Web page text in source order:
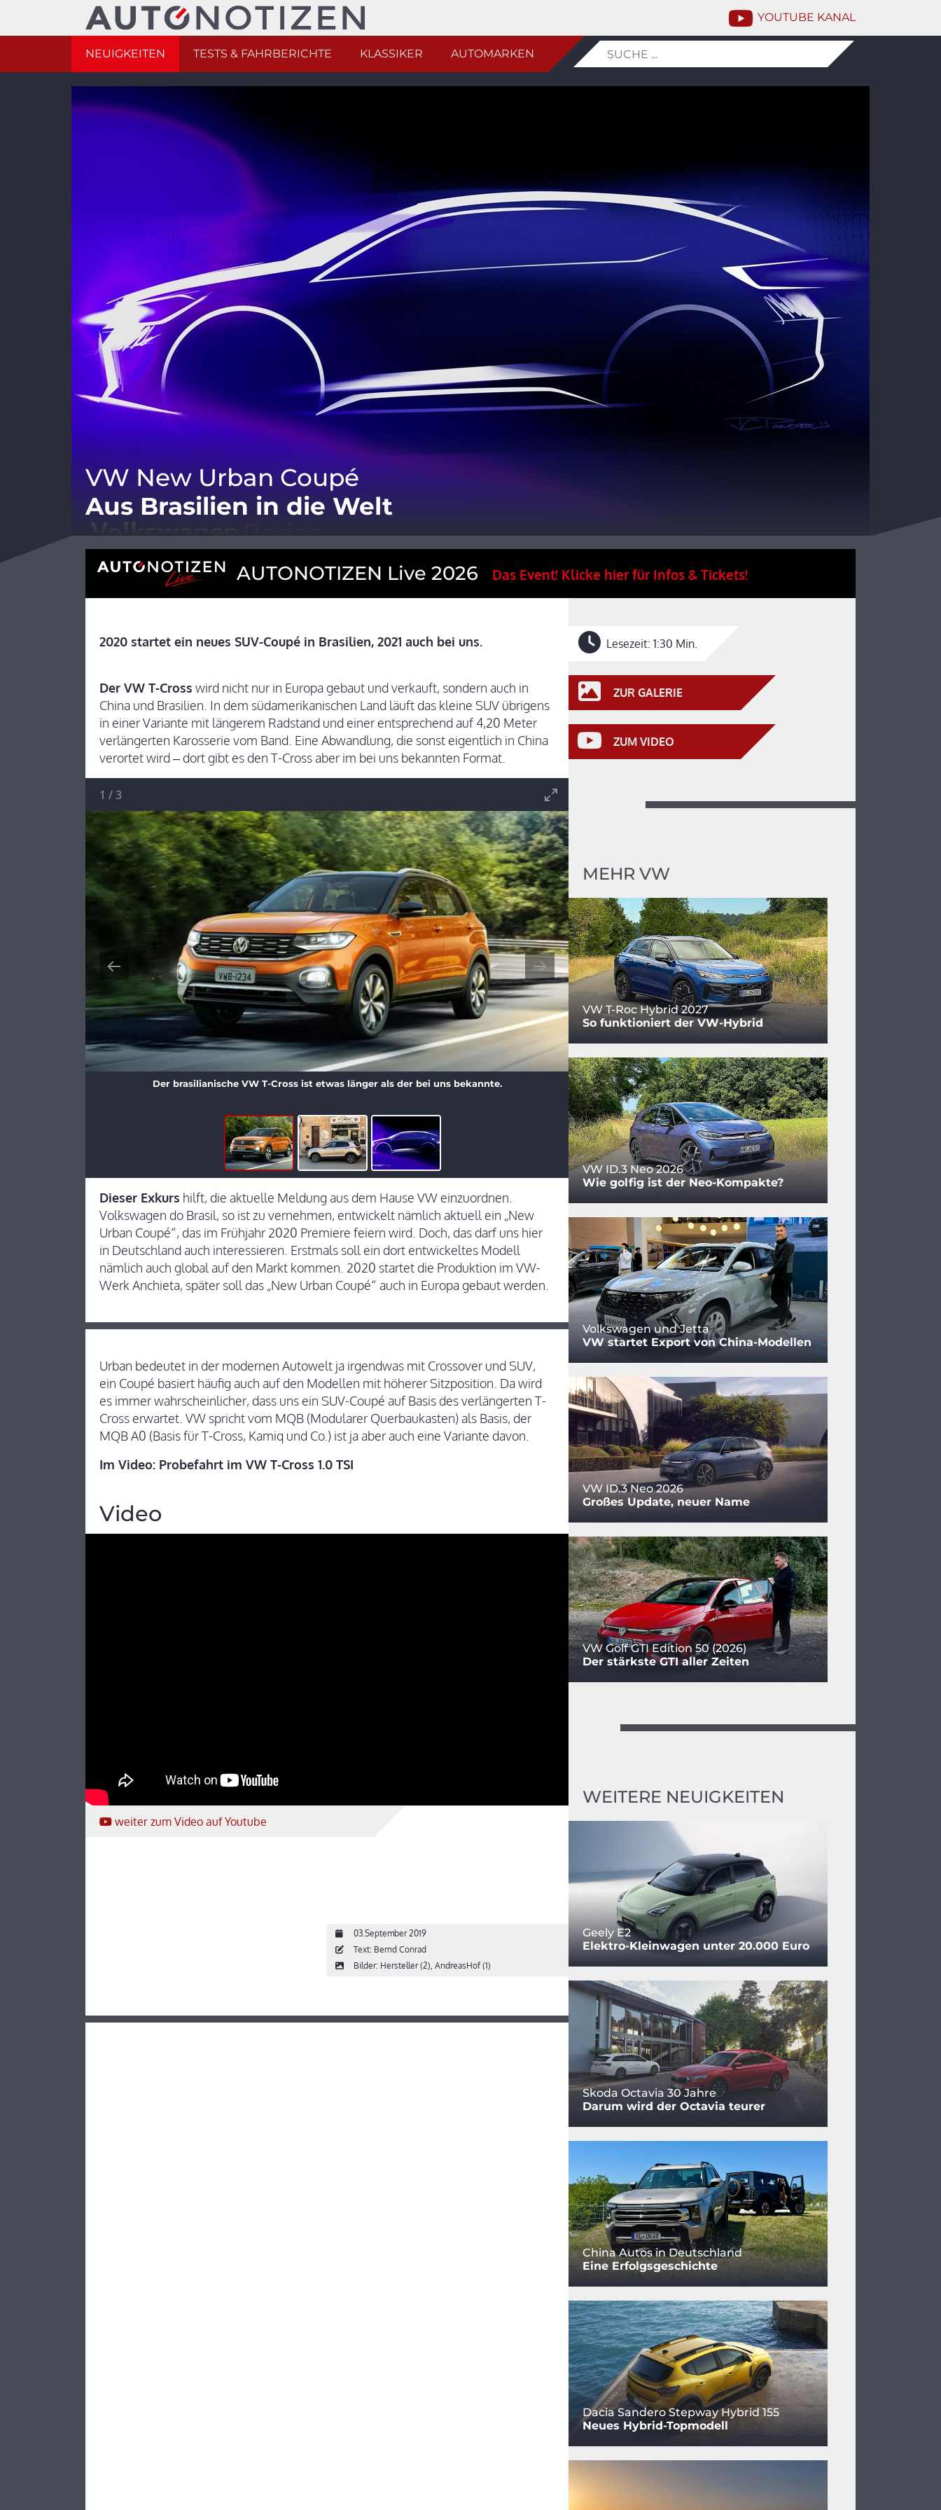
YOUTUBE KANAL
NEUIGKEITEN TESTS & FAHRBERICHTE KLASSIKER AUTOMARKEN
VW New Urban Coupé
Aus Brasilien in die Welt
AUTONOTIZEN Live 2026 Das Event! Klicke hier für Infos & Tickets!
2020 startet ein neues SUV-Coupé in Brasilien, 2021 auch bei uns.
Der VW T-Cross wird nicht nur in Europa gebaut und verkauft, sondern auch in
China und Brasilien. In dem südamerikanischen Land läuft das kleine SUV übrigens
in einer Variante mit längerem Radstand und einer entsprechend auf 4,20 Meter
verlängerten Karosserie vom Band. Eine Abwandlung, die sonst eigentlich in China
verortet wird – dort gibt es den T-Cross aber im bei uns bekannten Format.
Der brasilianische VW T-Cross ist etwas länger als der bei uns bekannte.
1 /3
Dieser Exkurs hilft, die aktuelle Meldung aus dem Hause VW einzuordnen.
Volkswagen do Brasil, so ist zu vernehmen, entwickelt nämlich aktuell ein „New
Urban Coupé“, das im Frühjahr 2020 Premiere feiern wird. Doch, das darf uns hier
in Deutschland auch interessieren. Erstmals soll ein dort entwickeltes Modell
nämlich auch global auf den Markt kommen. 2020 startet die Produktion im VW-
Werk Anchieta, später soll das „New Urban Coupé“ auch in Europa gebaut werden.
Urban bedeutet in der modernen Autowelt ja irgendwas mit Crossover und SUV,
ein Coupé basiert häufig auch auf den Modellen mit höherer Sitzposition. Da wird
es immer wahrscheinlicher, dass uns ein SUV-Coupé auf Basis des verlängerten T-
Cross erwartet. VW spricht vom MQB (Modularer Querbaukasten) als Basis, der
MQB A0 (Basis für T-Cross, Kamiq und Co.) ist ja aber auch eine Variante davon.
Im Video: Probefahrt im VW T-Cross 1.0 TSI
Video
weiter zum Video auf Youtube
03.September 2019
Text: Bernd Conrad
Bilder: Hersteller (2), AndreasHof (1)
Lesezeit: 1:30 Min.
ZUR GALERIE
ZUM VIDEO
MEHR VW
VW T-Roc Hybrid 2027
So funktioniert der VW-Hybrid
VW ID.3 Neo 2026
Wie golfig ist der Neo-Kompakte?
Volkswagen und Jetta
VW startet Export von China-Modellen
VW ID.3 Neo 2026
Großes Update, neuer Name
VW Golf GTI Edition 50 (2026)
Der stärkste GTI aller Zeiten
WEITERE NEUIGKEITEN
Geely E2
Elektro-Kleinwagen unter 20.000 Euro
Skoda Octavia 30 Jahre
Darum wird der Octavia teurer
China Autos in Deutschland
Eine Erfolgsgeschichte
Dacia Sandero Stepway Hybrid 155
Neues Hybrid-Topmodell